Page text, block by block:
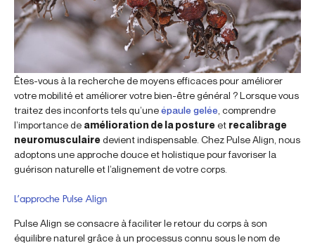
Êtes-vous à la recherche de moyens efficaces pour améliorer
votre mobilité et améliorer votre bien-être général ? Lorsque vous
traitez des inconforts tels qu’uneépaule gelée , comprendre
l’importance de amélioration de la postureet recalibrage
neuromusculairedevient indispensable. Chez Pulse Align, nous
adoptons une approche douce et holistique pour favoriser la
guérison naturelle et l’alignement de votre corps.
L’approche Pulse Align
Pulse Align se consacre à faciliter le retour du corps à son
équilibre naturel grâce à un processus connu sous le nom de